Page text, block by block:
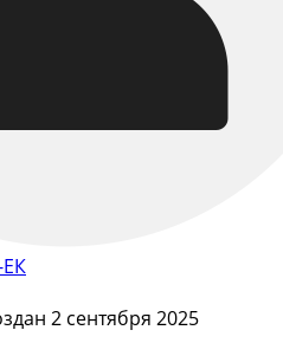
2 сентября 2025